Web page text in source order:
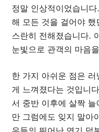
정말 인상적이었습니
해 모든 것을 걸어야
스란히 전해졌습니다.
눈빛으로 관객의 마음
한 가지 아쉬운 점은 러
게 느껴졌다는 것입니
서 중반 이후에 살짝
만 그럼에도 잊지 말아